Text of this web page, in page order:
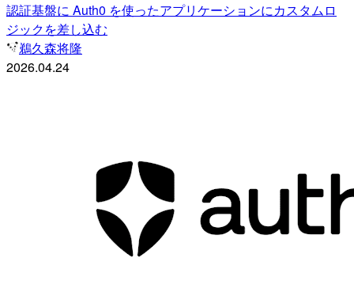
認証基盤に Auth0 を使ったアプリケーションにカスタムロ
ジックを差し込む
鵜久森将隆
2026.04.24